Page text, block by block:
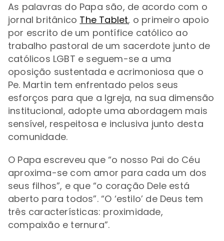
As palavras do Papa são, de acordo com o
jornal britânico The Tablet, o primeiro apoio
por escrito de um pontífice católico ao
trabalho pastoral de um sacerdote junto de
católicos LGBT e seguem-se a uma
oposição sustentada e acrimoniosa que o
Pe. Martin tem enfrentado pelos seus
esforços para que a Igreja, na sua dimensão
institucional, adopte uma abordagem mais
sensível, respeitosa e inclusiva junto desta
comunidade.
O Papa escreveu que “o nosso Pai do Céu
aproxima-se com amor para cada um dos
seus filhos”, e que “o coração Dele está
aberto para todos”. “O ‘estilo’ de Deus tem
três características: proximidade,
compaixão e ternura”.